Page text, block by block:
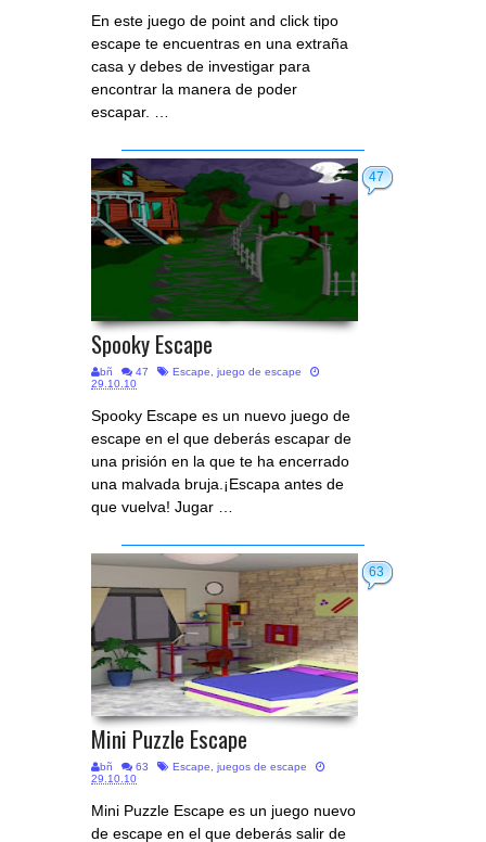
En este juego de point and click tipo
escape te encuentras en una extraña
casa y debes de investigar para
encontrar la manera de poder
escapar. …
47
Spooky Escape
bñ 47 Escape, juego de escape
29.10.10
Spooky Escape es un nuevo juego de
escape en el que deberás escapar de
una prisión en la que te ha encerrado
una malvada bruja.¡Escapa antes de
que vuelva! Jugar …
63
Mini Puzzle Escape
bñ 63 Escape, juegos de escape
29.10.10
Mini Puzzle Escape es un juego nuevo
de escape en el que deberás salir de